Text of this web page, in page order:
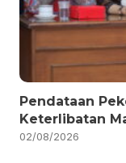
Pendataan
Keterlibatan
02/08/2026